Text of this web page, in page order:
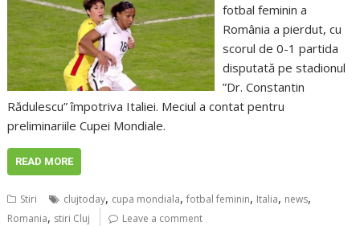
fotbal feminin a
România a pierdut, cu
scorul de 0-1 partida
disputată pe stadionul
”Dr. Constantin
Rădulescu” împotriva Italiei. Meciul a contat pentru
preliminariile Cupei Mondiale.
READ MORE
Stiri clujtoday, cupa mondiala,fotbal feminin, Italia, news,
Romania, stiri Cluj Leave a comment